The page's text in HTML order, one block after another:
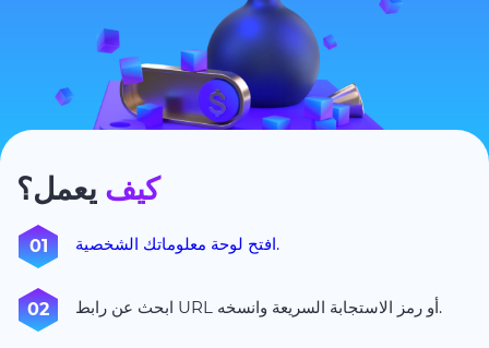
كيف يعمل؟
افتح لوحة معلوماتك الشخصية.
ابحث عن رابط URL أو رمز الاستجابة السريعة وانسخه.